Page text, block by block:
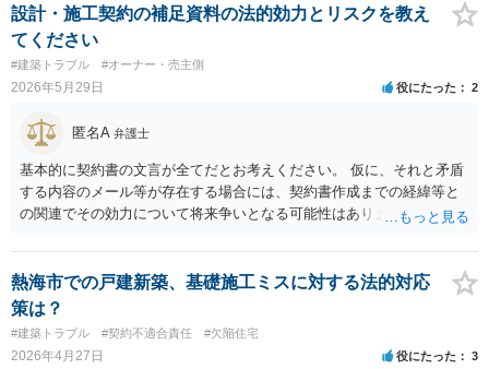
は、当事者と裁判所が同じ主張と証拠関係を踏まえた上で初めて実現
できるものだと考えます。 > 2.また、開示する範囲や内容の見せ方に
ついて、何か工夫できる点があればご教示いただけますでしょうか。
弁護士によって考え方が異なるかもしれませんが、資料の一部を相手
に見せないという行動は、その資料（や隠している部分）には提出者
にとって不利な事実が隠されているという推認を働かせることに繋が
るリスクがあります（もちろん、争点と全く無関係な部分をマスキン
グ等することはありますが、それは手続戦略とは別の問題です）。 裁
判所は公平な第三者であり、調停委員会に与える心証も考慮する必要
があります。手続を有利に進めたいのであれば、証拠の出し方より
も、どのような反論でも対応できるように自身の主張をきちんと押さ
え、説得力のある説明と資料を用意することだと思います。 ただ、今
回提出を予定している資料がどのようなものであるのか、争点とどの
ような関係があるのか、なぜ調停を選択したのか等の個別事情によっ
て具体的なに採るべき手段は変わってくるため、上記はあくまで個別
事情を踏まえない一般論としてご理解いただき、本件でどのように対
応すべきであるかについては弁護士へ直接相談された方がよいと思い
設計・施工契約の補足資料の法的効力とリスクを教え
てください
#建築トラブル #オーナー・売主側
2026年5月29日 役にたった 2
匿名A 弁護士
基本的に契約書の文言が全てだとお考えください。 仮に、それと矛盾
する内容のメール等が存在する場合には、契約書作成までの経緯等と
の関連でその効力について将来争いとなる可能性はありますが、直ち
というのが一般かどうかわかりませんが、当該会社がそのような方針
である以上、あとは契約をするかしないかという判断をすることにな
るのでしょう。
熱海市での戸建新築、基礎施工ミスに対する法的対応
策は？
#建築トラブル #契約不適合責任 #欠陥住宅
2026年4月27日 役にたった 3